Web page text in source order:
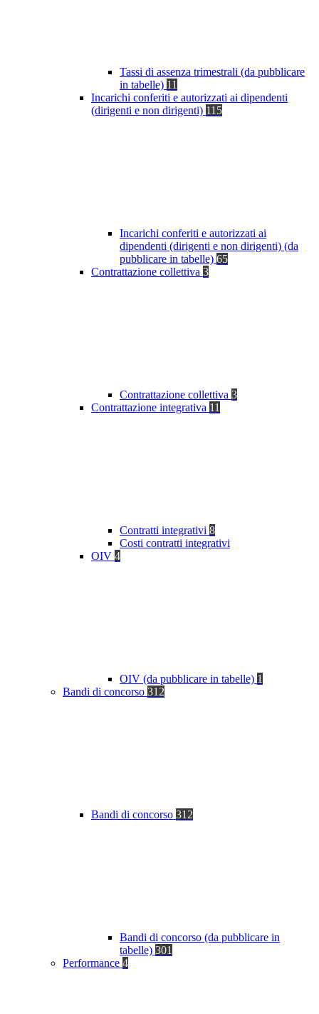
Tassi di assenza trimestrali (da pubblicare
in tabelle) 11
Incarichi conferiti e autorizzati ai dipendenti
(dirigenti e non dirigenti) 115
Incarichi conferiti e autorizzati ai
dipendenti (dirigenti e non dirigenti) (da
pubblicare in tabelle) 65
Contrattazione collettiva 3
Contrattazione collettiva 3
Contrattazione integrativa 11
Contratti integrativi 8
Costi contratti integrativi
OIV 4
OIV (da pubblicare in tabelle) 1
Bandi di concorso 312
Bandi di concorso 312
Bandi di concorso (da pubblicare in
tabelle) 301
Performance 4